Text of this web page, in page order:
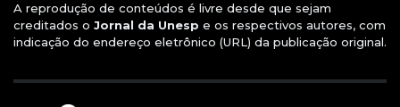
A reprodução de conteúdos é livre desde que sejam
creditados o Jornal da Unesp e os respectivos autores, com
indicação do endereço eletrônico (URL) da publicação original.